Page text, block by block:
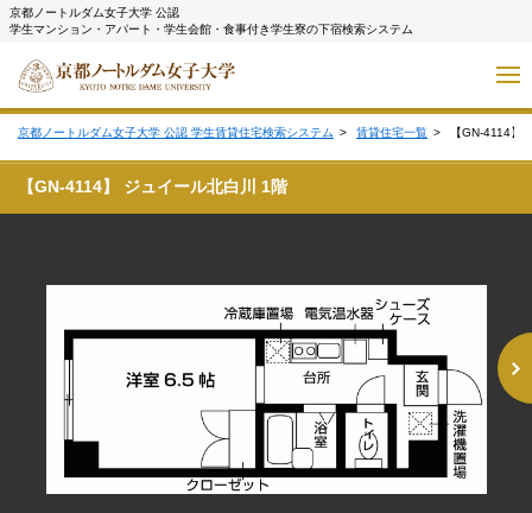
京都ノートルダム女子大学 公認
学生マンション・アパート・学生会館・食事付き学生寮の下宿検索システム
京都ノートルダム女子大学 公認 学生賃貸住宅検索システム 賃貸住宅一覧 【GN-4114】
【GN-4114】 ジュイール北白川 1階